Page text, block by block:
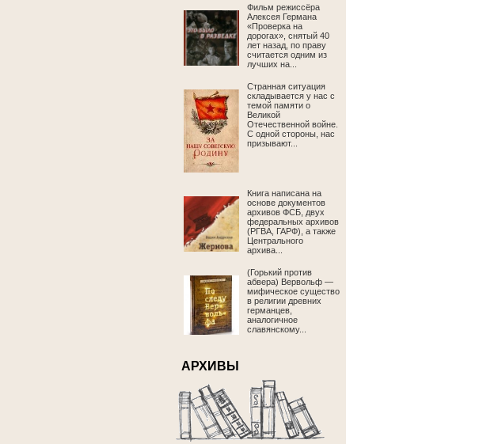
Фильм режиссёра
Алексея Германа
«Проверка на
дорогах», снятый 40
лет назад, по праву
считается одним из
лучших на...
Странная ситуация
складывается у нас с
темой памяти о
Великой
Отечественной войне.
С одной стороны, нас
призывают...
Книга написана на
основе документов
архивов ФСБ, двух
федеральных архивов
(РГВА, ГАРФ), а также
Центрального
архива...
(Горький против
абвера) Вервольф —
мифическое существо
в религии древних
германцев,
аналогичное
славянскому...
АРХИВЫ